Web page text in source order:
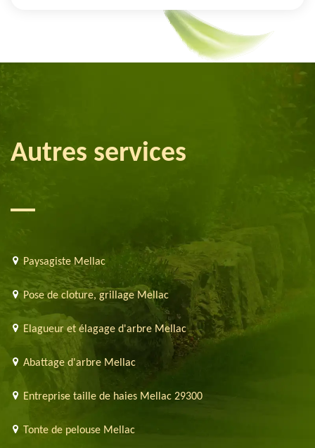
Autres services
Paysagiste Mellac
Pose de cloture, grillage Mellac
Elagueur et élagage d'arbre Mellac
Abattage d'arbre Mellac
Entreprise taille de haies Mellac 29300
Tonte de pelouse Mellac